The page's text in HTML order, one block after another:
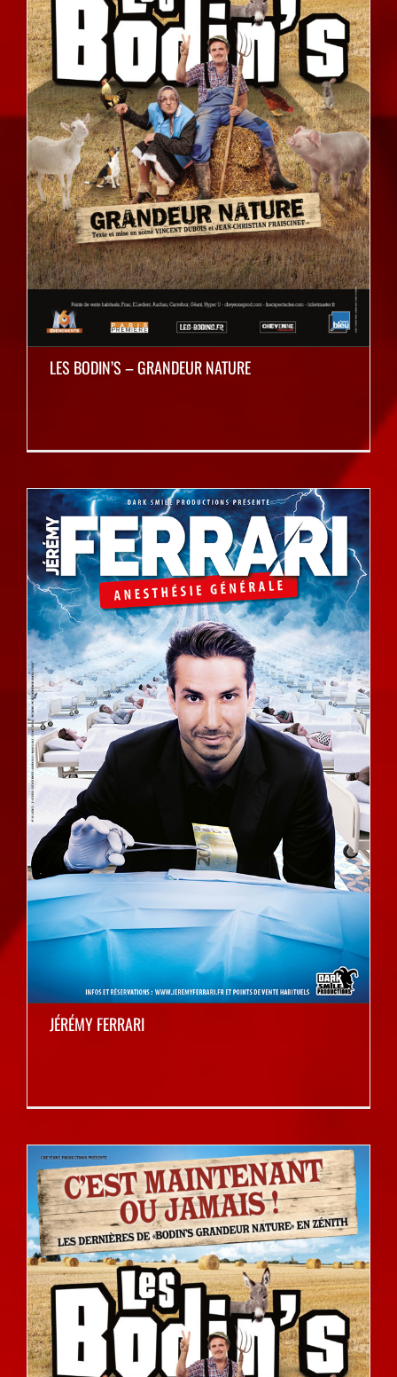
LES BODIN’S – GRANDEUR NATURE
JÉRÉMY FERRARI